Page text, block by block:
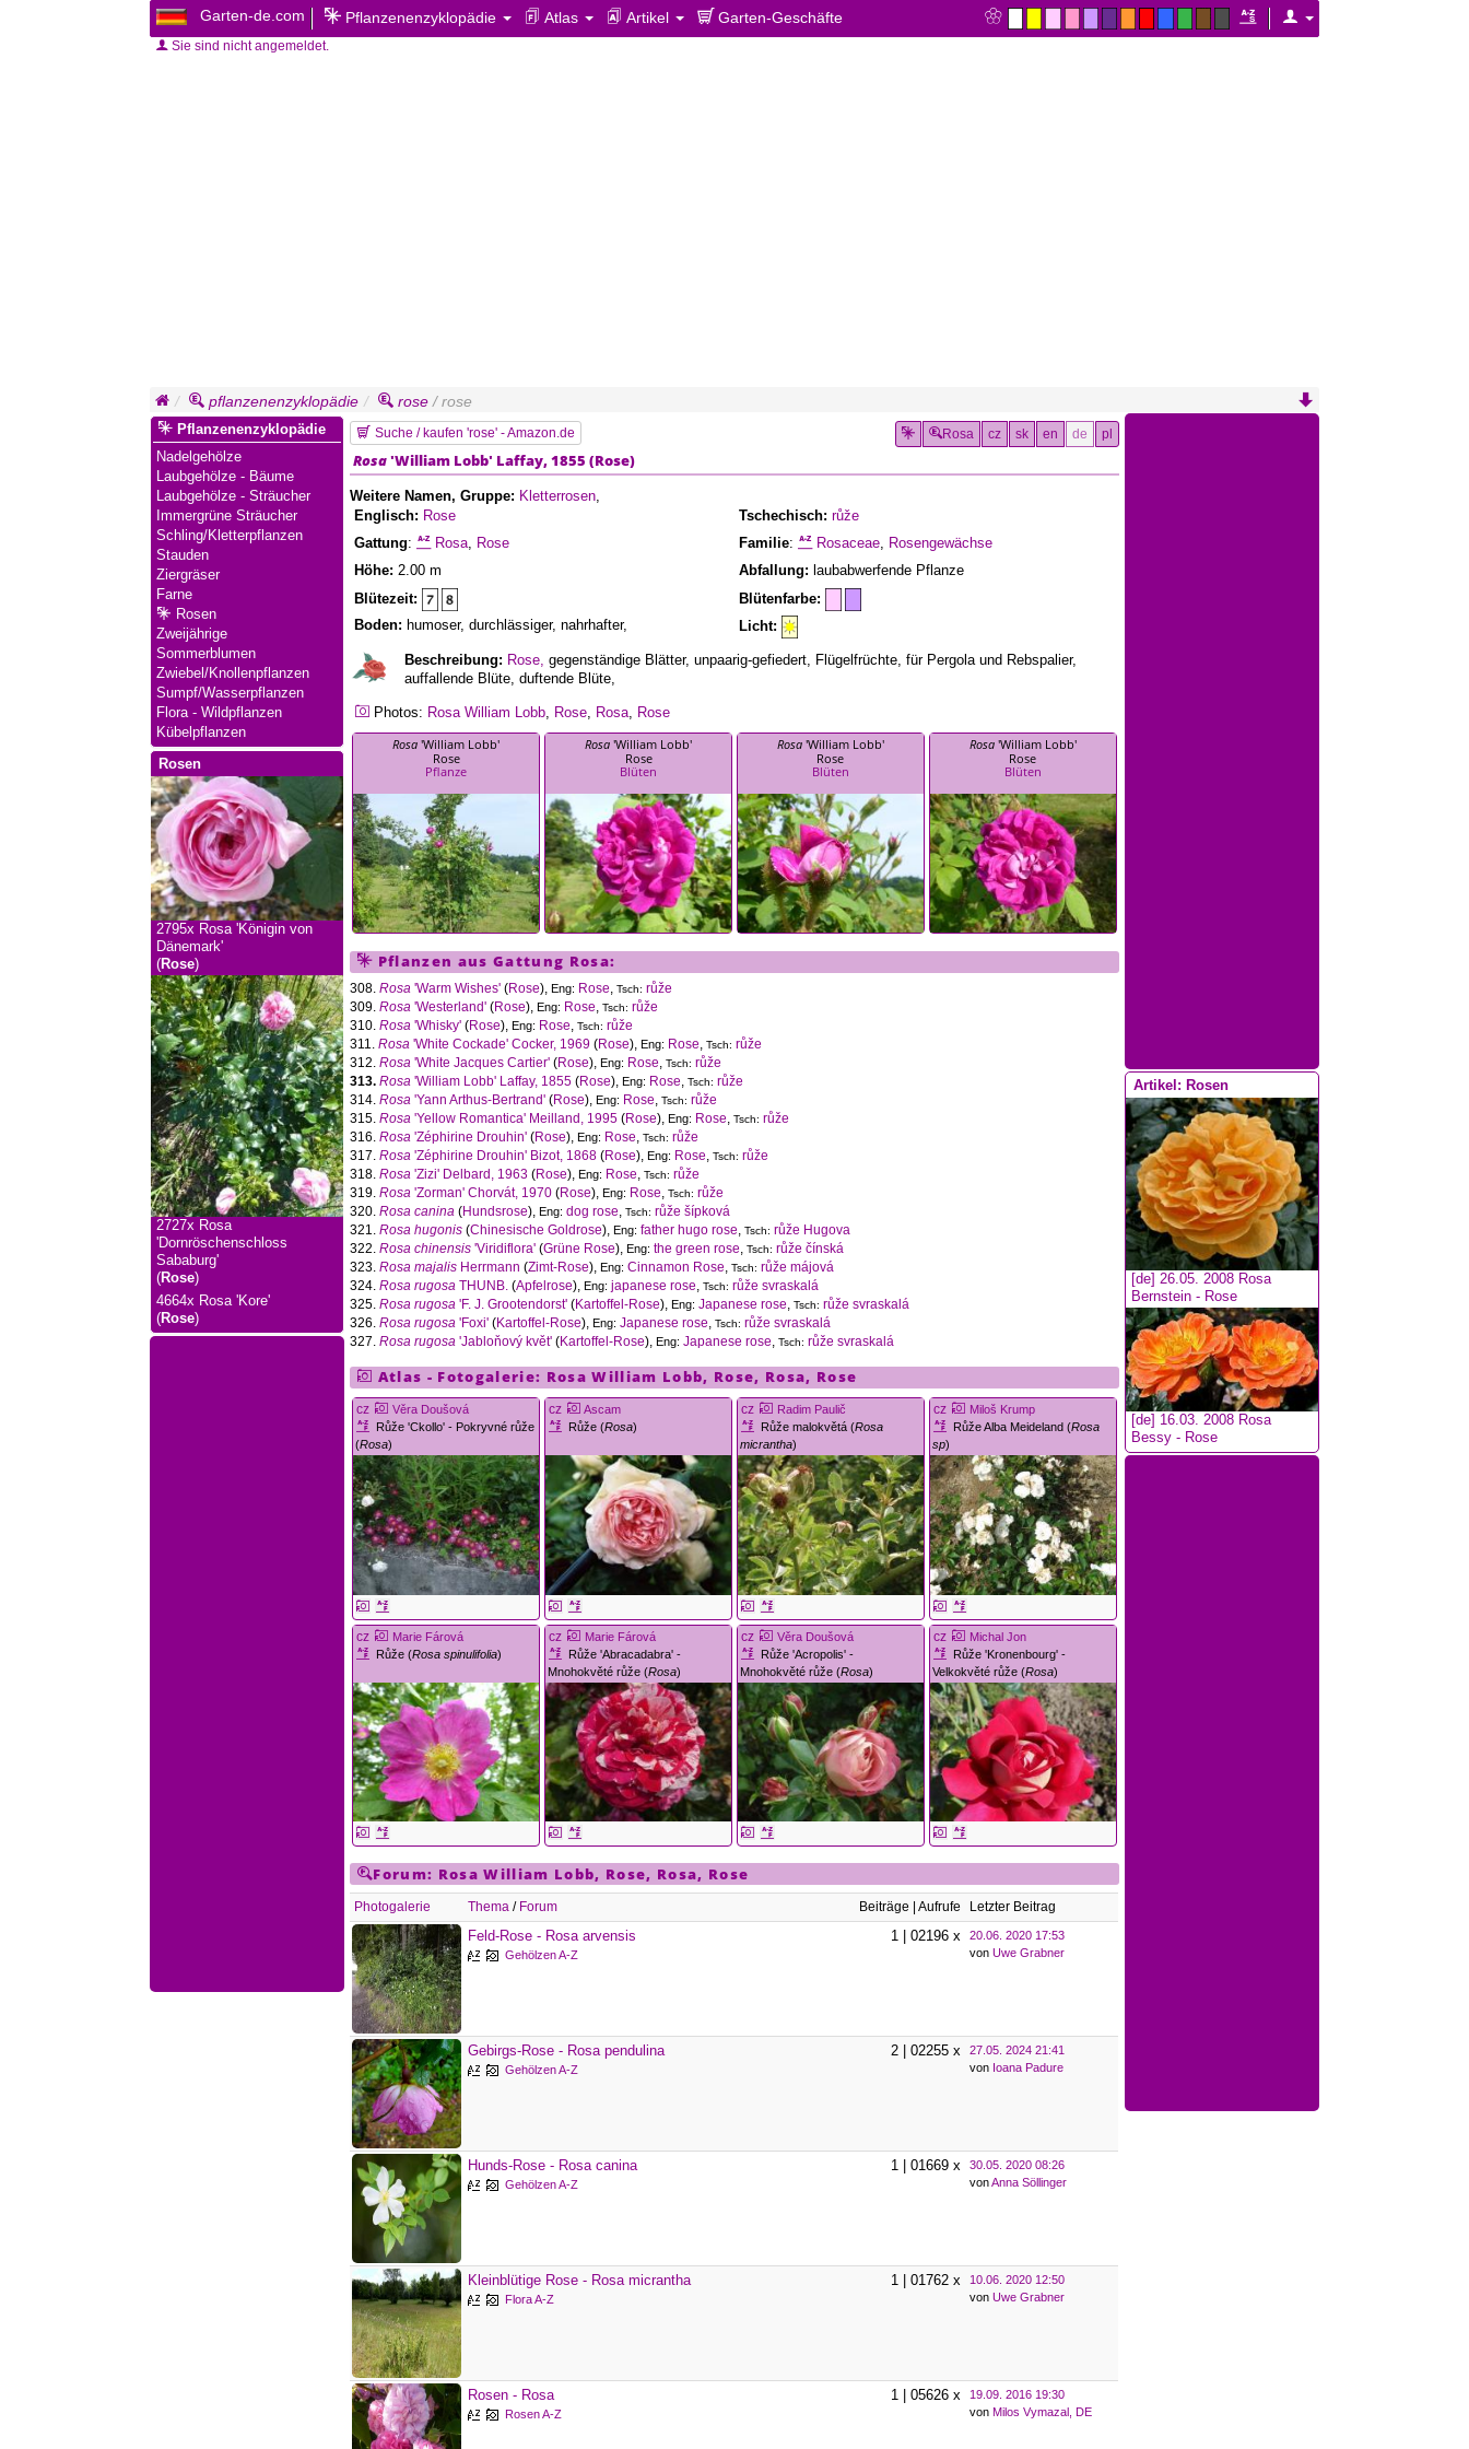
Garten-de.com Pflanzenenzyklopädie Atlas Artikel Garten-Geschäfte
Sie sind nicht angemeldet.
pflanzenenzyklopädie rose / rose
Rosa cz sk en de pl
Suche / kaufen 'rose' - Amazon.de
Rosa'William Lobb' Laffay, 1855 (Rose)
Weitere Namen, Gruppe: Kletterrosen,
Englisch: Rose Tschechisch: růže
Gattung: Rosa, Rose Familie: Rosaceae, Rosengewächse
Höhe: 2.00 m Abfallung: laubabwerfende Pflanze
Blütezeit:
Blütenfarbe:
Boden: humoser, durchlässiger, nahrhafter, Licht:
Beschreibung: Rose,gegenständige Blätter, unpaarig-gefiedert, Flügelfrüchte, für Pergola und Rebspalier,
auffallende Blüte, duftende Blüte,
Photos: Rosa William Lobb, Rose, Rosa, Rose
Rosa 'William Lobb'
Rose
Pflanze
Rosa 'William Lobb'
Rose
Blüten
Rosa'William Lobb'
Rose
Blüten
Rosa'William Lobb'
Rose
Blüten
Pflanzen aus Gattung Rosa:
308. Rosa 'Warm Wishes' (Rose),Eng: Rose,Tsch: růže
309. Rosa 'Westerland' (Rose),Eng: Rose,Tsch: růže
310. Rosa 'Whisky' (Rose),Eng: Rose,Tsch: růže
311. Rosa 'White Cockade' Cocker, 1969 (Rose),Eng: Rose,Tsch: růže
312. Rosa 'White Jacques Cartier' (Rose),Eng: Rose,Tsch: růže
313. Rosa 'William Lobb' Laffay, 1855 (Rose),Eng: Rose,Tsch: růže
314. Rosa 'Yann Arthus-Bertrand' (Rose),Eng: Rose,Tsch: růže
315. Rosa 'Yellow Romantica' Meilland, 1995 (Rose),Eng: Rose,Tsch: růže
316. Rosa 'Zéphirine Drouhin' (Rose),Eng: Rose,Tsch: růže
317. Rosa 'Zéphirine Drouhin' Bizot, 1868 (Rose),Eng: Rose,Tsch: růže
318. Rosa 'Zizi' Delbard, 1963 (Rose),Eng: Rose,Tsch: růže
319. Rosa 'Zorman' Chorvát, 1970 (Rose),Eng: Rose,Tsch: růže
320. Rosa canina (Hundsrose),Eng: dog rose,Tsch: růže šípková
321. Rosa hugonis (Chinesische Goldrose),Eng: father hugo rose,Tsch: růže Hugova
322. Rosa chinensis 'Viridiflora' (Grüne Rose),Eng: the green rose,Tsch: růže čínská
323. Rosa majalis Herrmann (Zimt-Rose),Eng: Cinnamon Rose,Tsch: růže májová
324. Rosa rugosa THUNB. (Apfelrose),Eng: japanese rose,Tsch: růže svraskalá
325. Rosa rugosa 'F. J. Grootendorst' (Kartoffel-Rose),Eng: Japanese rose,Tsch: růže svraskalá
326. Rosa rugosa 'Foxi' (Kartoffel-Rose),Eng: Japanese rose,Tsch: růže svraskalá
327. Rosa rugosa 'Jabloňový květ' (Kartoffel-Rose),Eng: Japanese rose,Tsch: růže svraskalá
Atlas - Fotogalerie: Rosa William Lobb, Rose, Rosa, Rose
cz
Věra Doušová
Růže 'Ckollo' - Pokryvné růže
(Rosa)
cz
Ascam
Růže (Rosa)
cz
Radim Paulič
Růže malokvětá (Rosa
micrantha)
cz
Miloš Krump
Růže Alba Meideland (Rosa
sp)
cz
Marie Fárová
Růže (Rosa spinulifolia)
cz
Marie Fárová
Růže 'Abracadabra' -
Mnohokvěté růže (Rosa)
cz
Věra Doušová
Růže 'Acropolis' -
Mnohokvěté růže (Rosa)
cz
Michal Jon
Růže 'Kronenbourg' -
Velkokvěté růže (Rosa)
Forum: Rosa William Lobb, Rose, Rosa, Rose
Photogalerie Thema / Forum Beiträge | Aufrufe Letzter Beitrag
1 | 02196 x
Feld-Rose - Rosa arvensis
Gehölzen A-Z
20.06. 2020 17:53
vonUwe Grabner
2 | 02255 x
Gebirgs-Rose - Rosa pendulina
Gehölzen A-Z
27.05. 2024 21:41
von Ioana Padure
1 | 01669 x
Hunds-Rose - Rosa canina
Gehölzen A-Z
30.05. 2020 08:26
vonAnna Söllinger
1 | 01762 x
Kleinblütige Rose - Rosa micrantha
Flora A-Z
10.06. 2020 12:50
vonUwe Grabner
1 | 05626 x
Rosen - Rosa
Rosen A-Z
19.09. 2016 19:30
vonMilos Vymazal, DE
Pflanzenenzyklopädie
Nadelgehölze
Laubgehölze - Bäume
Laubgehölze - Sträucher
Immergrüne Sträucher
Schling/Kletterpflanzen
Stauden
Ziergräser
Farne
Rosen
Zweijährige
Sommerblumen
Zwiebel/Knollenpflanzen
Sumpf/Wasserpflanzen
Flora - Wildpflanzen
Kübelpflanzen
Rosen
2795x Rosa 'Königin von
Dänemark'
(Rose)
2727x Rosa
'Dornröschenschloss
Sababurg'
(Rose)
4664x Rosa 'Kore'
(Rose)
Artikel: Rosen
[de] 26.05. 2008 Rosa
Bernstein - Rose
[de] 16.03. 2008 Rosa
Bessy - Rose